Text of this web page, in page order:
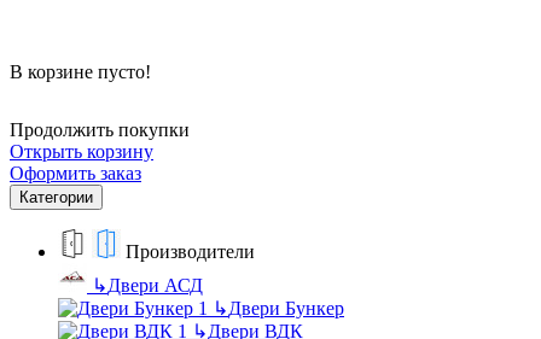
В корзине пусто!
Продолжить покупки
Открыть корзину
Оформить заказ
Категории
Производители
↳Двери АСД
↳Двери Бункер
↳Двери ВДК